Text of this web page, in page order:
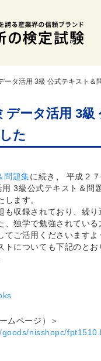
ータ活用 3級 公式テキスト
データ活用 3
た
問題集に続き、 平成２
用 3級公式テキスト＆
ます。
も収録されており、繰
、独学で勉強されてい
ご活用くださいますよ
トについても下記のと
ムページ）＞
nisshopc/